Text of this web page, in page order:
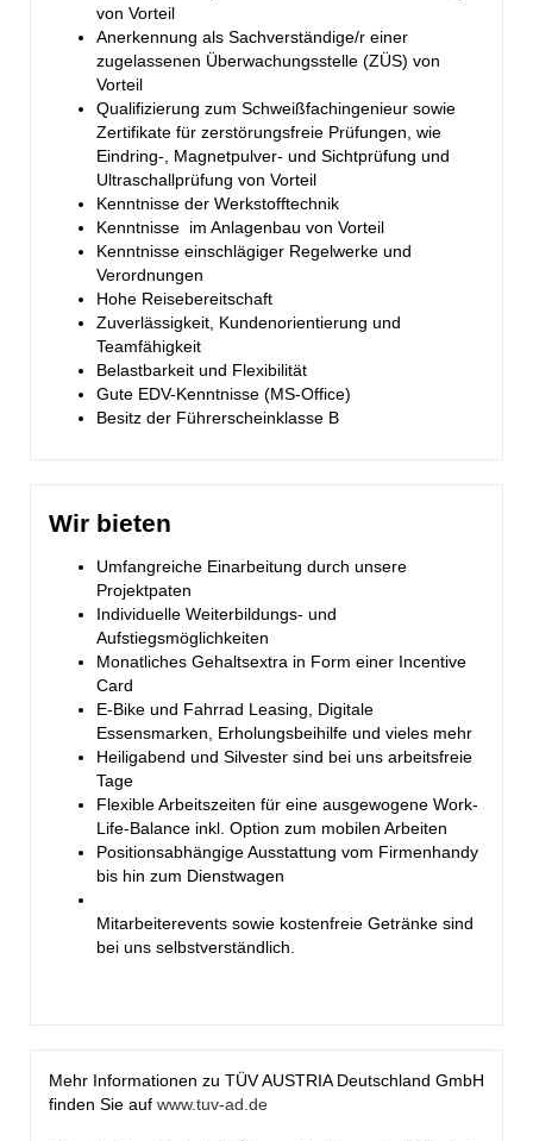
von Vorteil
Anerkennung als Sachverständige/r einer
zugelassenen Überwachungsstelle (ZÜS) von
Vorteil
Qualifizierung zum Schweißfachingenieur sowie
Zertifikate für zerstörungsfreie Prüfungen, wie
Eindring-, Magnetpulver- und Sichtprüfung und
Ultraschallprüfung von Vorteil
Kenntnisse der Werkstofftechnik
Kenntnisse im Anlagenbau von Vorteil
Kenntnisse einschlägiger Regelwerke und
Verordnungen
Hohe Reisebereitschaft
Zuverlässigkeit, Kundenorientierung und
Teamfähigkeit
Belastbarkeit und Flexibilität
Gute EDV-Kenntnisse (MS-Office)
Besitz der Führerscheinklasse B
Wir bieten
Umfangreiche Einarbeitung durch unsere
Projektpaten
Individuelle Weiterbildungs- und
Aufstiegsmöglichkeiten
Monatliches Gehaltsextra in Form einer Incentive
Card
E-Bike und Fahrrad Leasing, Digitale
Essensmarken, Erholungsbeihilfe und vieles mehr
Heiligabend und Silvester sind bei uns arbeitsfreie
Tage
Flexible Arbeitszeiten für eine ausgewogene Work-
Life-Balance inkl. Option zum mobilen Arbeiten
Positionsabhängige Ausstattung vom Firmenhandy
bis hin zum Dienstwagen
Mitarbeiterevents sowie kostenfreie Getränke sind
bei uns selbstverständlich.
Mehr Informationen zu TÜV AUSTRIA Deutschland GmbH
finden Sie auf www.tuv-ad.de